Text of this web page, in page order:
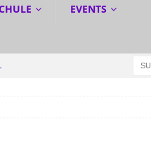
EVENTS